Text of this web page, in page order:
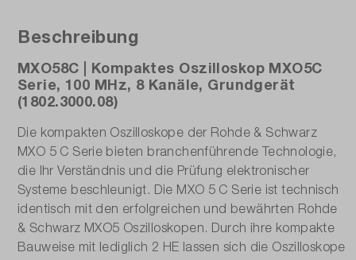
Beschreibung
MXO58C | Kompaktes Oszilloskop MXO5C
Serie, 100 MHz, 8 Kanäle, Grundgerät
(1802.3000.08)
Die kompakten Oszilloskope der Rohde & Schwarz
MXO 5 C Serie bieten branchenführende Technologie,
die Ihr Verständnis und die Prüfung elektronischer
Systeme beschleunigt. Die MXO 5 C Serie ist technisch
identisch mit den erfolgreichen und bewährten Rohde
& Schwarz MXO5 Oszilloskopen. Durch ihre kompakte
Bauweise mit lediglich 2 HE lassen sich die Oszilloskope